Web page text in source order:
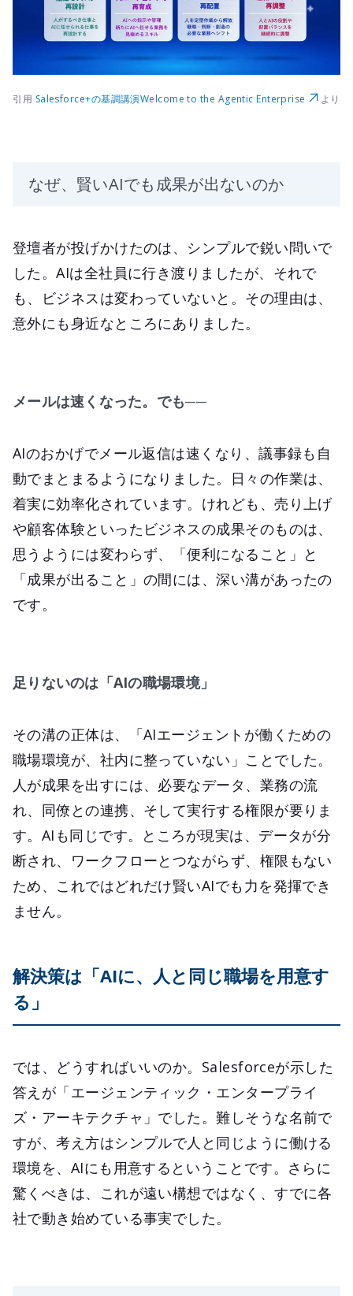
引用 Salesforce+の基調講演Welcome to the Agentic Enterprise より
なぜ、賢いAIでも成果が出ないのか
登壇者が投げかけたのは、シンプルで鋭い問いで
した。AIは全社員に行き渡りましたが、それで
も、ビジネスは変わっていないと。その理由は、
意外にも身近なところにありました。
メールは速くなった。でも──
AIのおかげでメール返信は速くなり、議事録も自
動でまとまるようになりました。日々の作業は、
着実に効率化されています。けれども、売り上げ
や顧客体験といったビジネスの成果そのものは、
思うようには変わらず、「便利になること」と
「成果が出ること」の間には、深い溝があったの
です。
足りないのは「AIの職場環境」
その溝の正体は、「AIエージェントが働くための
職場環境が、社内に整っていない」ことでした。
人が成果を出すには、必要なデータ、業務の流
れ、同僚との連携、そして実行する権限が要りま
す。AIも同じです。ところが現実は、データが分
断され、ワークフローとつながらず、権限もない
ため、これではどれだけ賢いAIでも力を発揮でき
ません。
解決策は「AIに、人と同じ職場を用意す
る」
では、どうすればいいのか。Salesforceが示した
答えが「エージェンティック・エンタープライ
ズ・アーキテクチャ」でした。難しそうな名前で
すが、考え方はシンプルで人と同じように働ける
環境を、AIにも用意するということです。さらに
驚くべきは、これが遠い構想ではなく、すでに各
社で動き始めている事実でした。